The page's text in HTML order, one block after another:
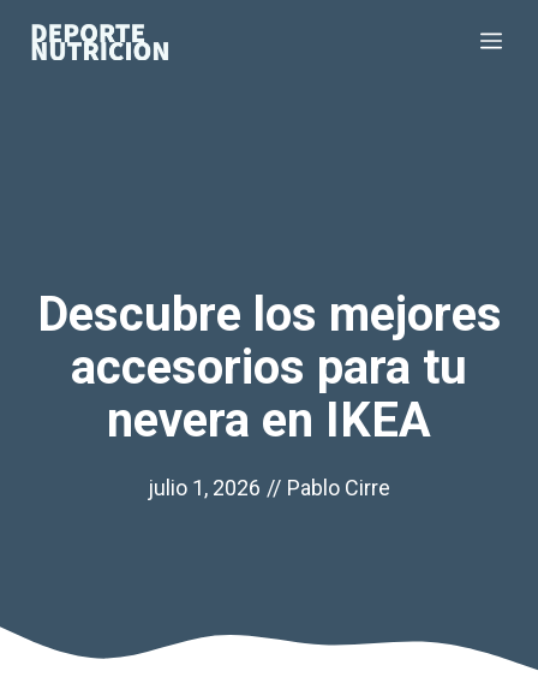
Descubre los mejores
accesorios para tu
nevera en IKEA
julio 1, 2026 // Pablo Cirre